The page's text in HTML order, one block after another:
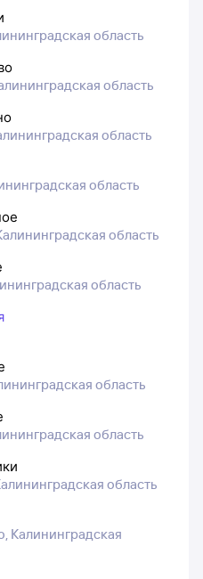
область
область
область
область
область
область
область
область
область
Калининградская